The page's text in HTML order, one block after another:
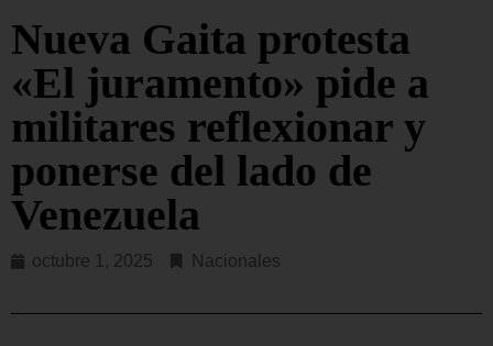
Nueva Gaita protesta
«El juramento» pide a
militares reflexionar y
ponerse del lado de
Venezuela
octubre 1, 2025 Nacionales